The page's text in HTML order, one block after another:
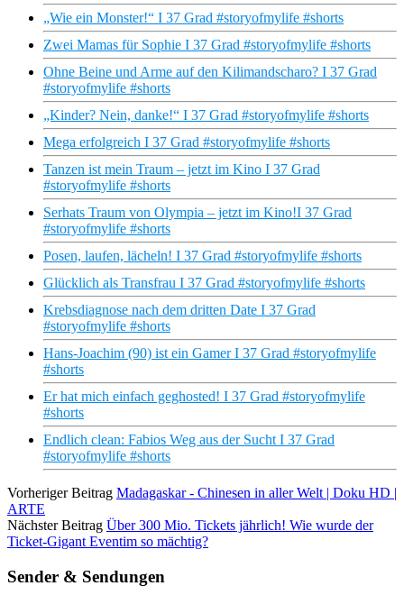
„Wie ein Monster!“ I 37 Grad #storyofmylife #shorts
Zwei Mamas für Sophie I 37 Grad #storyofmylife #shorts
Ohne Beine und Arme auf den Kilimandscharo? I 37 Grad
#storyofmylife #shorts
„Kinder? Nein, danke!“ I 37 Grad #storyofmylife #shorts
Mega erfolgreich I 37 Grad #storyofmylife #shorts
Tanzen ist mein Traum – jetzt im Kino I 37 Grad
#storyofmylife #shorts
Serhats Traum von Olympia – jetzt im Kino!I 37 Grad
#storyofmylife #shorts
Posen, laufen, lächeln! I 37 Grad #storyofmylife #shorts
Glücklich als Transfrau I 37 Grad #storyofmylife #shorts
Krebsdiagnose nach dem dritten Date I 37 Grad
#storyofmylife #shorts
Hans-Joachim (90) ist ein Gamer I 37 Grad #storyofmylife
#shorts
Er hat mich einfach geghosted! I 37 Grad #storyofmylife
#shorts
Endlich clean: Fabios Weg aus der Sucht I 37 Grad
#storyofmylife #shorts
Vorheriger Beitrag Madagaskar - Chinesen in aller Welt | Doku HD |
ARTE
Nächster Beitrag Über 300 Mio. Tickets jährlich! Wie wurde der
Ticket-Gigant Eventim so mächtig?
Sender & Sendungen